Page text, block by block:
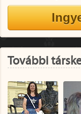
További